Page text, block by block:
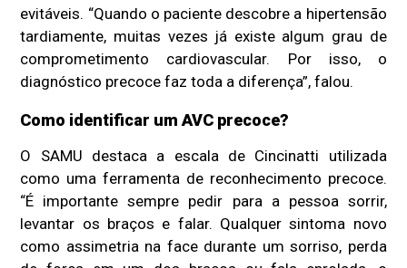
evitáveis. “Quando o paciente descobre a hipertensão
tardiamente, muitas vezes já existe algum grau de
comprometimento cardiovascular. Por isso, o
diagnóstico precoce faz toda a diferença”, falou.
Como identificar um AVC precoce?
O SAMU destaca a escala de Cincinatti utilizada
como uma ferramenta de reconhecimento precoce.
“É importante sempre pedir para a pessoa sorrir,
levantar os braços e falar. Qualquer sintoma novo
como assimetria na face durante um sorriso, perda